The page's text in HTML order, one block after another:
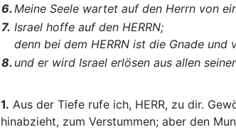
6. Meine Seele wartet auf den Herrn von
7. Israel hoffe auf den HERRN;
denn bei dem HERRN ist die Gnade und
8. und er wird Israel erlösen aus allen
1. Aus der Tiefe rufe ich, HERR, zu dir.
hinabzieht, zum Verstummen; aber den